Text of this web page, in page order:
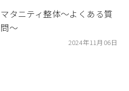
マタニティ整体〜よくある質
問〜
2024年11月06日